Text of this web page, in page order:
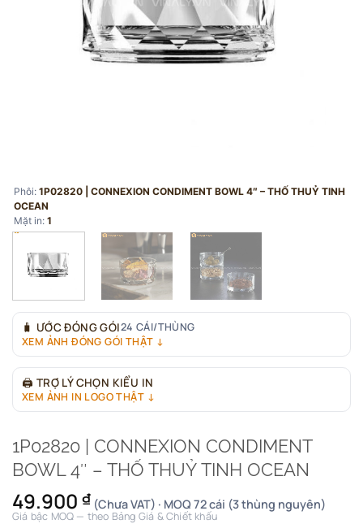
Phôi: 1P02820 | CONNEXION CONDIMENT BOWL 4″ – THỐ THUỶ TINH
OCEAN
Mặt in: 1
🧳 ƯỚC ĐÓNG GÓI24 CÁI/THÙNG
XEM ẢNH ĐÓNG GÓI THẬT ↓
🖨 TRỢ LÝ CHỌN KIỂU IN
XEM ẢNH IN LOGO THẬT ↓
1P02820 | CONNEXION CONDIMENT
BOWL 4″ – THỐ THUỶ TINH OCEAN
49.900 ₫ (Chưa VAT) · MOQ 72 cái (3 thùng nguyên)
Giá bậc MOQ — theo Bảng Giá & Chiết khấu